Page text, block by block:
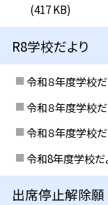
(417 KB)
R8学校だより
令和８年度学校
令和８年度学校
令和８年度学校
令和8年度学校だ
出席停止解除願